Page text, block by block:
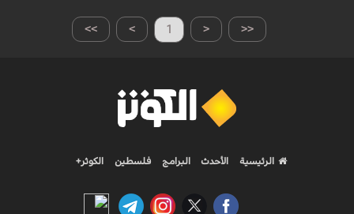
>> > 1 < <<
الرئيسية الأحدث البرامج فلسطين الكوثر+